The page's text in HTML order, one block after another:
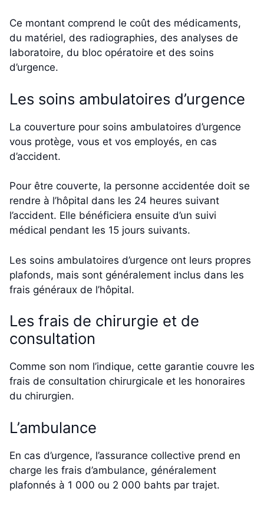
Ce montant comprend le coût des médicaments,
du matériel, des radiographies, des analyses de
laboratoire, du bloc opératoire et des soins
d’urgence.
Les soins ambulatoires d’urgence
La couverture pour soins ambulatoires d’urgence
vous protège, vous et vos employés, en cas
d’accident.
Pour être couverte, la personne accidentée doit se
rendre à l’hôpital dans les 24 heures suivant
l’accident. Elle bénéficiera ensuite d’un suivi
médical pendant les 15 jours suivants.
Les soins ambulatoires d’urgence ont leurs propres
plafonds, mais sont généralement inclus dans les
frais généraux de l’hôpital.
Les frais de chirurgie et de
consultation
Comme son nom l’indique, cette garantie couvre les
frais de consultation chirurgicale et les honoraires
du chirurgien.
L’ambulance
En cas d’urgence, l’assurance collective prend en
charge les frais d’ambulance, généralement
plafonnés à 1 000 ou 2 000 bahts par trajet.